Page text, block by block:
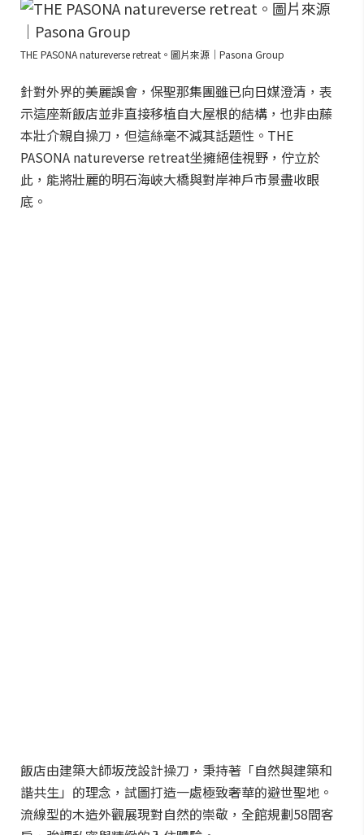
THE PASONA natureverse retreat。圖片來源｜Pasona Group
針對外界的美麗誤會，保聖那集團雖已向日媒澄清，表
示這座新飯店並非直接移植自大屋根的結構，也非由藤
本壯介親自操刀，但這絲毫不減其話題性。THE
PASONA natureverse retreat坐擁絕佳視野，佇立於
此，能將壯麗的明石海峽大橋與對岸神戶市景盡收眼
底。
飯店由建築大師坂茂設計操刀，秉持著「自然與建築和
諧共生」的理念，試圖打造一處極致奢華的避世聖地。
流線型的木造外觀展現對自然的崇敬，全館規劃58間客